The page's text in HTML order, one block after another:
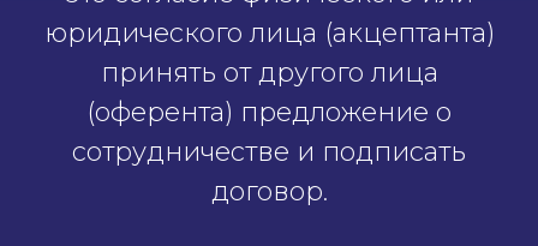
юридического лица (акцептанта)
принять от другого лица
(оферента) предложение о
сотрудничестве и подписать
договор.